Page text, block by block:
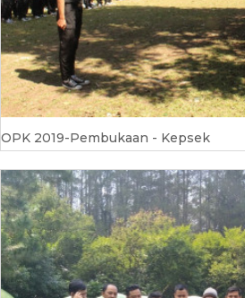
OPK 2019-Pembukaan - Kepsek